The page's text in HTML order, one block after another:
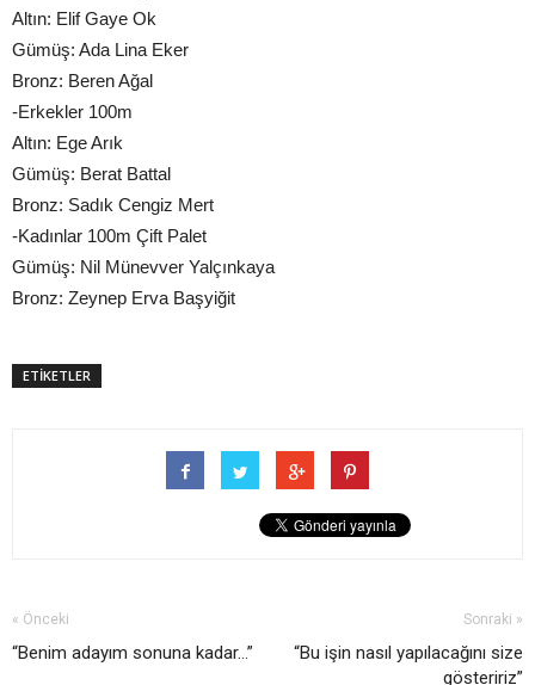
Altın: Elif Gaye Ok
Gümüş: Ada Lina Eker
Bronz: Beren Ağal
-Erkekler 100m
Altın: Ege Arık
Gümüş: Berat Battal
Bronz: Sadık Cengiz Mert
-Kadınlar 100m Çift Palet
Gümüş: Nil Münevver Yalçınkaya
Bronz: Zeynep Erva Başyiğit
ETİKETLER
« Önceki
“Benim adayım sonuna kadar…”
Sonraki »
“Bu işin nasıl yapılacağını size
gösteririz”